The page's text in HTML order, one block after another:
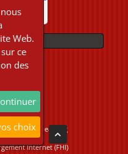
Webradio Streaming
Internet (FHI)
Web.
ce
des
choix